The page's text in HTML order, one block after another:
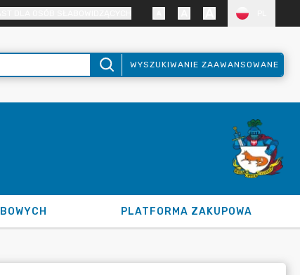
WYSZUKIWANIE ZAAWANSOWANE
PLATFORMA ZAKUPOWA